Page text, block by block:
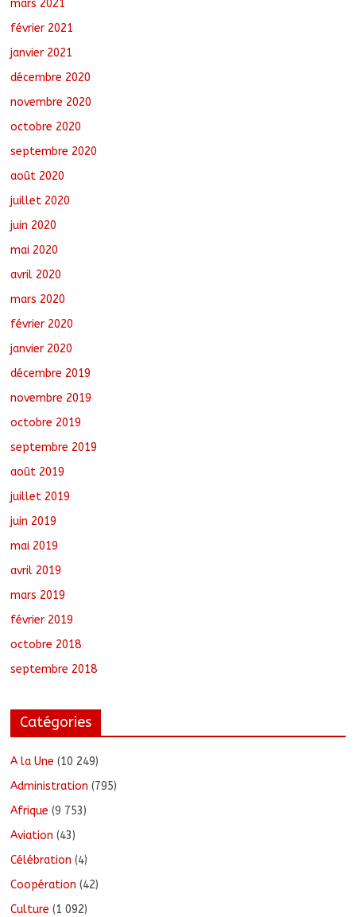
mars 2021
février 2021
janvier 2021
décembre 2020
novembre 2020
octobre 2020
septembre 2020
août 2020
juillet 2020
juin 2020
mai 2020
avril 2020
mars 2020
février 2020
janvier 2020
décembre 2019
novembre 2019
octobre 2019
septembre 2019
août 2019
juillet 2019
juin 2019
mai 2019
avril 2019
mars 2019
février 2019
octobre 2018
septembre 2018
Catégories
A la Une (10 249)
Administration (795)
Afrique (9 753)
Aviation (43)
Célébration (4)
Coopération (42)
Culture (1 092)